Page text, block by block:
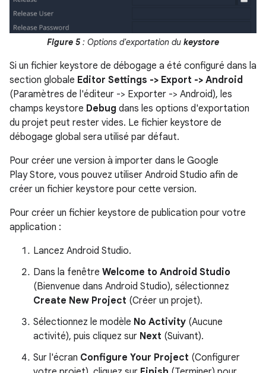
Figure 5 : Options d'exportation du keystore
Si un fichier keystore de débogage a été configuré dans la
section globale Editor Settings -> Export -> Android
(Paramètres de l'éditeur -> Exporter -> Android), les
champs keystore Debug dans les options d'exportation
du projet peut rester vides. Le fichier keystore de
débogage global sera utilisé par défaut.
Pour créer une version à importer dans le Google
Play Store, vous pouvez utiliser Android Studio afin de
créer un fichier keystore pour cette version.
Pour créer un fichier keystore de publication pour votre
application :
Lancez Android Studio.
Dans la fenêtre Welcome to Android Studio
(Bienvenue dans Android Studio), sélectionnez
Create New Project (Créer un projet).
Sélectionnez le modèle No Activity (Aucune
activité), puis cliquez sur Next (Suivant).
Sur l'écran Configure Your Project (Configurer